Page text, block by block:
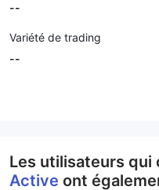
--
Variété de trading
--
Les utilisateurs qui
Active ont